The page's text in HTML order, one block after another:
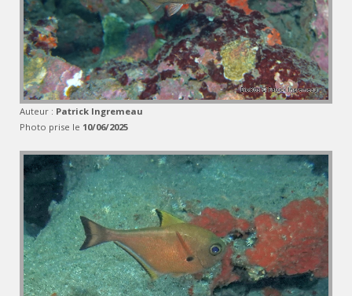
Auteur : Patrick Ingremeau
Photo prise le 10/06/2025